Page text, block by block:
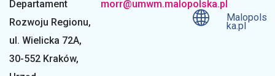
Departament
Rozwoju Regionu,
ul. Wielicka 72A,
30-552 Kraków,
morr@umwm.malopolska.pl
Malopols
ka.pl